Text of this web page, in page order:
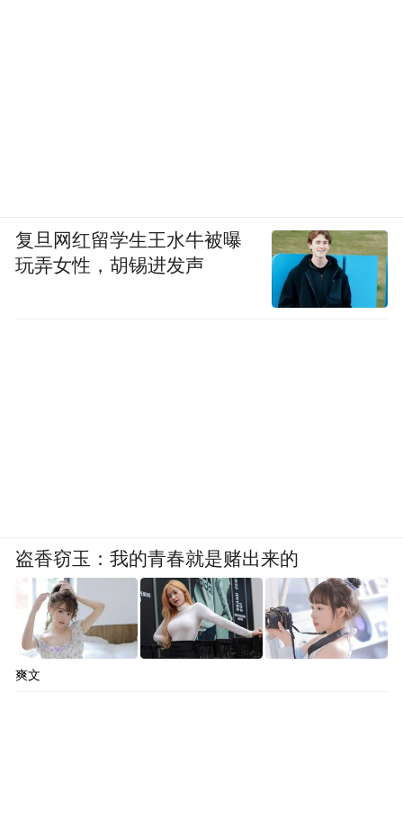
复旦网红留学生王水牛被曝
玩弄女性，胡锡进发声
盗香窃玉：我的青春就是赌出来的
爽文